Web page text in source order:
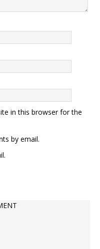
in this browser for the
by email.